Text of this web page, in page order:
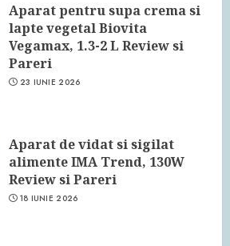
Aparat pentru supa crema si
lapte vegetal Biovita
Vegamax, 1.3-2 L Review si
Pareri
23 IUNIE 2026
Aparat de vidat si sigilat
alimente IMA Trend, 130W
Review si Pareri
18 IUNIE 2026